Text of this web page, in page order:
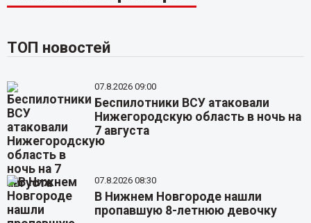
ТОП новостей
07.8.2026 09:00
Беспилотники ВСУ атаковали
Нижегородскую область в ночь на
7 августа
07.8.2026 08:30
В Нижнем Новгороде нашли
пропавшую 8-летнюю девочку